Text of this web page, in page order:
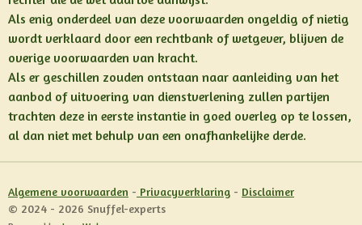
Als enig onderdeel van deze voorwaarden ongeldig of nietig
wordt verklaard door een rechtbank of wetgever, blijven de
overige voorwaarden van kracht.
Als er geschillen zouden ontstaan naar aanleiding van het
aanbod of uitvoering van dienstverlening zullen partijen
trachten deze in eerste instantie in goed overleg op te lossen,
al dan niet met behulp van een onafhankelijke derde.
Algemene voorwaarden - Privacyverklaring - Disclaimer
© 2024 - 2026 Snuffel-experts